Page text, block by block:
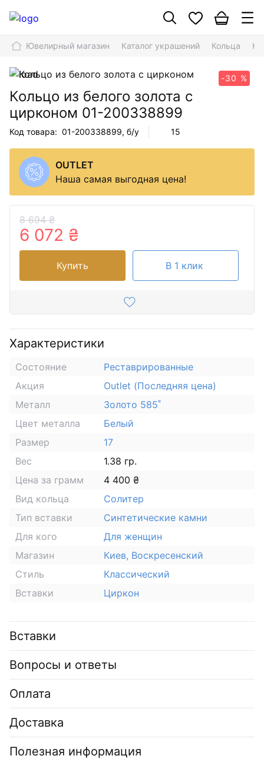
Ювелирный магазин Каталог украшений Кольца
-30 %
Кольцо из белого золота с
цирконом 01-200338899
Код товара: 01-200338899, б/у 15
OUTLET
Наша самая выгодная цена!
8 694 ₴
6 072 ₴
Купить В 1 клик
Характеристики
Состояние
Реставрированные
Акция
Outlet (Последняя цена)
Металл
Золото 585˚
Цвет металла
Белый
Размер
17
Вес
1.38 гр.
Цена за грамм
4 400 ₴
Вид кольца
Солитер
Тип вставки
Синтетические камни
Для кого
Для женщин
Магазин
Киев, Воскресенский
Стиль
Классический
Вставки
Циркон
Вставки
Вопросы и ответы
Оплата
Доставка
Полезная информация